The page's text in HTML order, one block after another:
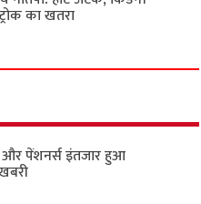
का खतरा
और पेंशनर्स इंतजार हुआ